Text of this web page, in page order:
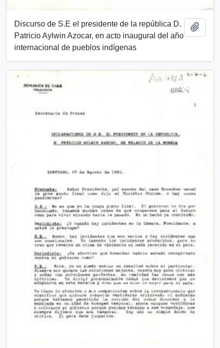
Discurso de S.E el presidente de la república D.
Patricio Aylwin Azocar, en acto inaugural del año
internacional de pueblos indígenas